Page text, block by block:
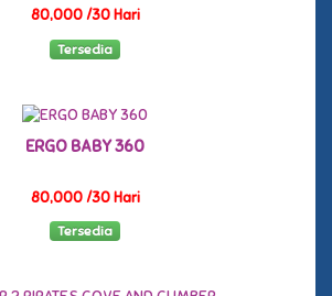
80,000 /30 Hari
Tersedia
ERGO BABY 360
80,000 /30 Hari
Tersedia